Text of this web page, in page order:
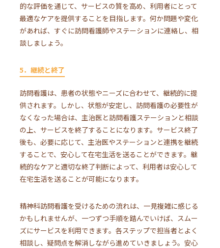
的な評価を通じて、サービスの質を高め、利用者にとって
最適なケアを提供することを目指します。何か問題や変化
があれば、すぐに訪問看護師やステーションに連絡し、相
談しましょう。
5．継続と終了
訪問看護は、患者の状態やニーズに合わせて、継続的に提
供されます。しかし、状態が安定し、訪問看護の必要性が
なくなった場合は、主治医と訪問看護ステーションと相談
の上、サービスを終了することになります。サービス終了
後も、必要に応じて、主治医やステーションと連携を継続
することで、安心して在宅生活を送ることができます。継
続的なケアと適切な終了判断によって、利用者は安心して
在宅生活を送ることが可能になります。
精神科訪問看護を受けるための流れは、一見複雑に感じる
かもしれませんが、一つずつ手順を踏んでいけば、スムー
ズにサービスを利用できます。各ステップで担当者とよく
相談し、疑問点を解消しながら進めていきましょう。安心